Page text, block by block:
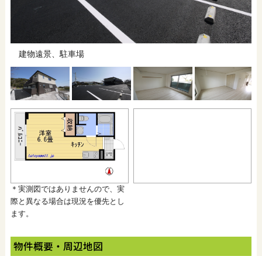
建物遠景、駐車場
＊実測図ではありませんので、実
際と異なる場合は現況を優先とし
ます。
物件概要・周辺地図